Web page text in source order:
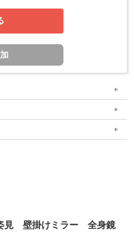
見 壁掛けミラー 全身鏡